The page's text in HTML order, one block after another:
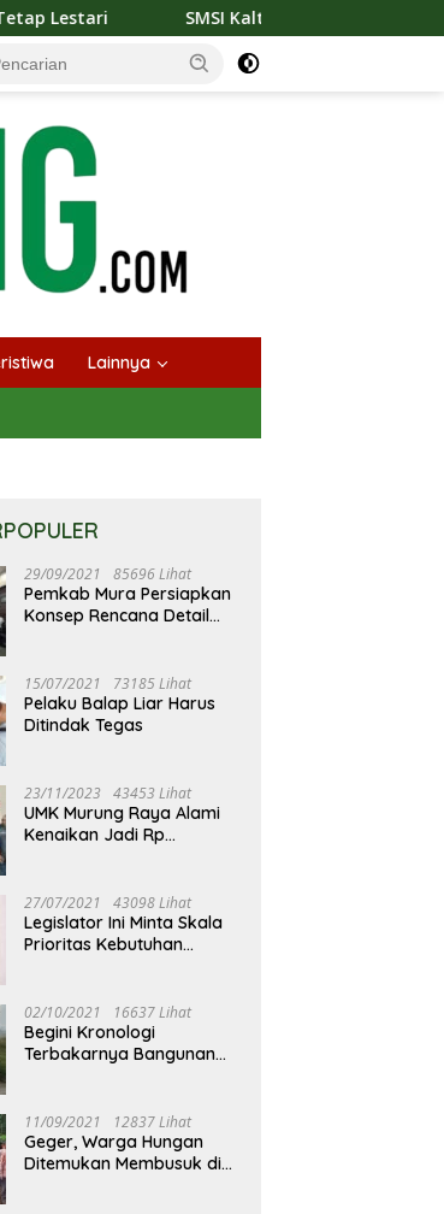
Kalteng dan Bidan Sean Bangun Kolaborasi
Lainnya
29/09/2021 85696 Lihat
Pemkab Mura Persiapkan
Konsep Rencana Detail
15/07/2021 73185 Lihat
Pelaku Balap Liar Harus
Ditindak Tegas
23/11/2023 43453 Lihat
UMK Murung Raya Alami
Kenaikan Jadi Rp
27/07/2021 43098 Lihat
Legislator Ini Minta Skala
Prioritas Kebutuhan
02/10/2021 16637 Lihat
Begini Kronologi
Terbakarnya Bangunan
11/09/2021 12837 Lihat
Geger, Warga Hungan
Ditemukan Membusuk di